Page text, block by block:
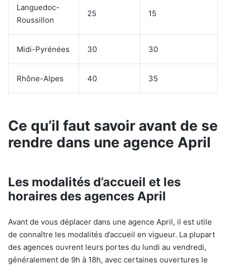
Languedoc-
Roussillon
25 15
Midi-Pyrénées 30 30
Rhône-Alpes 40 35
Ce qu’il faut savoir avant de se
rendre dans une agence April
Les modalités d’accueil et les
horaires des agences April
Avant de vous déplacer dans une agence April, il est utile
de connaître les modalités d’accueil en vigueur. La plupart
des agences ouvrent leurs portes du lundi au vendredi,
généralement de 9h à 18h, avec certaines ouvertures le